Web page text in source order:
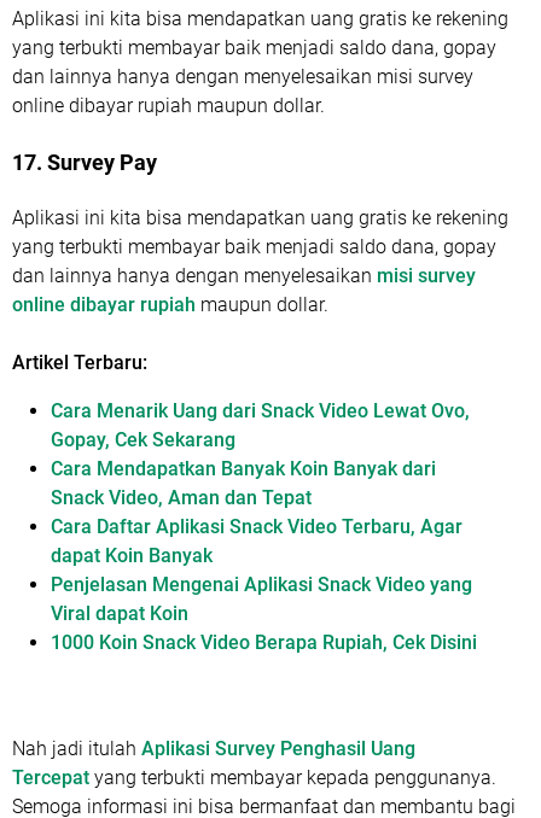
Aplikasi ini kita bisa mendapatkan uang gratis ke rekening
yang terbukti membayar baik menjadi saldo dana, gopay
dan lainnya hanya dengan menyelesaikan misi survey
online dibayar rupiah maupun dollar.
17. Survey Pay
Aplikasi ini kita bisa mendapatkan uang gratis ke rekening
yang terbukti membayar baik menjadi saldo dana, gopay
dan lainnya hanya dengan menyelesaikan misi survey
online dibayar rupiah maupun dollar.
Artikel Terbaru:
Cara Menarik Uang dari Snack Video Lewat Ovo,
Gopay, Cek Sekarang
Cara Mendapatkan Banyak Koin Banyak dari
Snack Video, Aman dan Tepat
Cara Daftar Aplikasi Snack Video Terbaru, Agar
dapat Koin Banyak
Penjelasan Mengenai Aplikasi Snack Video yang
Viral dapat Koin
1000 Koin Snack Video Berapa Rupiah, Cek Disini
Nah jadi itulah Aplikasi Survey Penghasil Uang
Tercepat yang terbukti membayar kepada penggunanya.
Semoga informasi ini bisa bermanfaat dan membantu bagi